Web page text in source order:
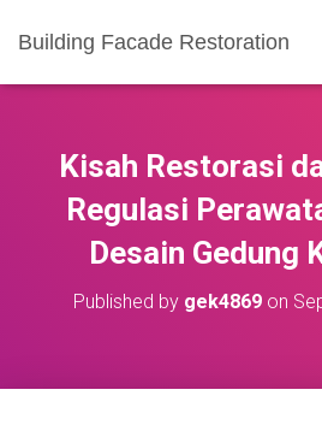
Building Facade Restoration
Kisah Restorasi
Regulasi
Desain Gedung
Published by gek4869on